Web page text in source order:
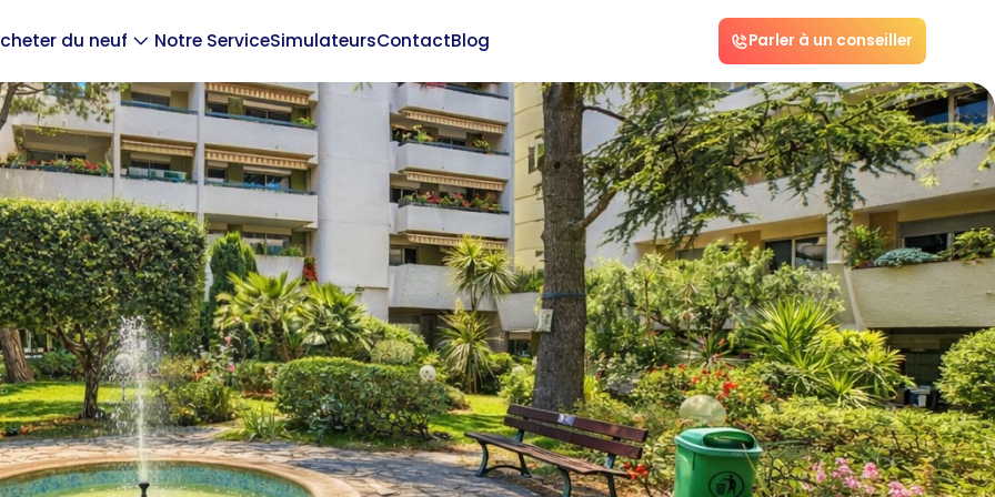
du neuf Notre ServiceSimulateursContactBlog Parler à un conseiller